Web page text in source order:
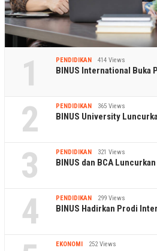
1 PENDIDIKAN 414 Views
BINUS International Buka
2 PENDIDIKAN 365 Views
BINUS University
3 PENDIDIKAN 321 Views
BINUS dan BCA
4 PENDIDIKAN 299 Views
BINUS Hadirkan Prodi
EKONOMI 252 Views